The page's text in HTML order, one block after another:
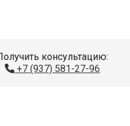
консультацию:
+7 (937) 581-27-96